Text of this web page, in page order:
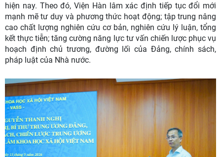
hiện nay. Theo đó, Viện Hàn lâm xác định tiếp tục đổi mới
mạnh mẽ tư duy và phương thức hoạt động; tập trung nâng
cao chất lượng nghiên cứu cơ bản, nghiên cứu lý luận, tổng
kết thực tiễn; tăng cường năng lực tư vấn chiến lược phục vụ
hoạch định chủ trương, đường lối của Đảng, chính sách,
pháp luật của Nhà nước.